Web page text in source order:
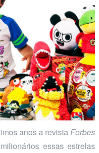
anos a revistaForbes
essas estrelas